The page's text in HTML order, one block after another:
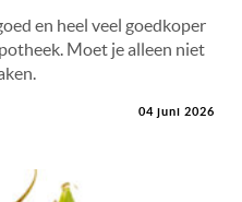
en heel veel goedkoper
Moet je alleen niet
04 juni 2026